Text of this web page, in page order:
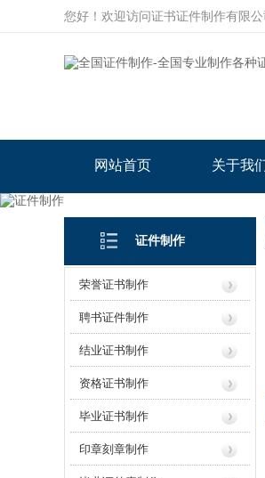
您好！欢迎访问证书证件制作有限公
网站首页 关于我
证件制作
荣誉证书制作
聘书证件制作
结业证书制作
资格证书制作
毕业证书制作
印章刻章制作